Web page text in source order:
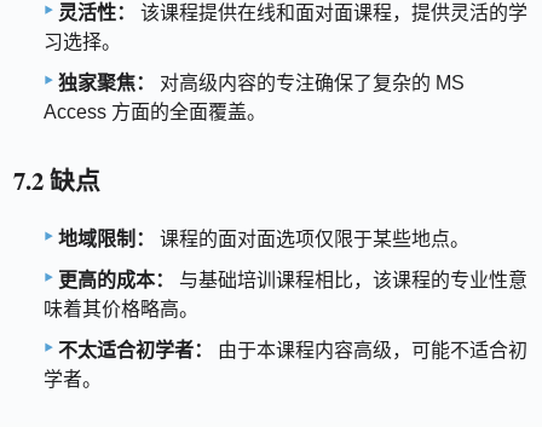
灵活性：
该课程提供在线和面对面课程，提供灵活的学
习选择。
独家聚焦：
对高级内容的专注确保了复杂的 MS
Access 方面的全面覆盖。
7.2 缺点
地域限制：
课程的面对面选项仅限于某些地点。
更高的成本：
与基础培训课程相比，该课程的专业性意
味着其价格略高。
不太适合初学者：
由于本课程内容高级，可能不适合初
学者。